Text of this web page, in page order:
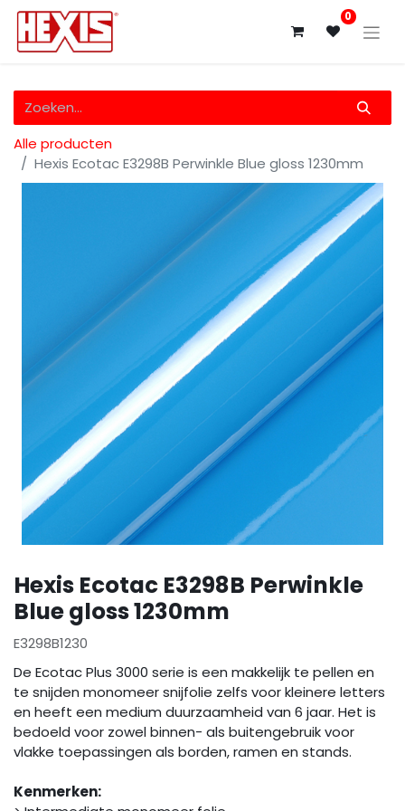
0
Alle producten
Hexis Ecotac E3298B Perwinkle Blue gloss 1230mm
Hexis Ecotac E3298B Perwinkle
Blue gloss 1230mm
E3298B1230
De Ecotac Plus 3000 serie is een makkelijk te pellen en
te snijden monomeer snijfolie zelfs voor kleinere letters
en heeft een medium duurzaamheid van 6 jaar. Het is
bedoeld voor zowel binnen- als buitengebruik voor
vlakke toepassingen als borden, ramen en stands.
Kenmerken: